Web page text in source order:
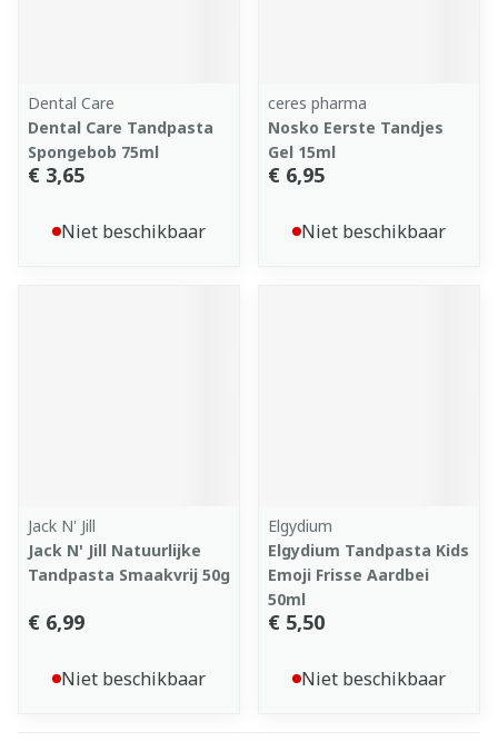
Dental Care
Dental Care Tandpasta
Spongebob 75ml
€ 3,65
Niet beschikbaar
ceres pharma
Nosko Eerste Tandjes
Gel 15ml
€ 6,95
Niet beschikbaar
Jack N' Jill
Jack N' Jill Natuurlijke
Tandpasta Smaakvrij 50g
€ 6,99
Niet beschikbaar
Elgydium
Elgydium Tandpasta Kids
Emoji Frisse Aardbei
50ml
€ 5,50
Niet beschikbaar